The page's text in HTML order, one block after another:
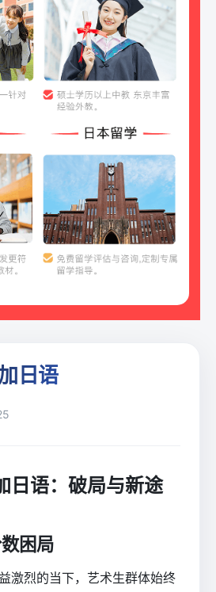
日语
日语：破局与新途
困局
激烈的当下，艺术生群体始终